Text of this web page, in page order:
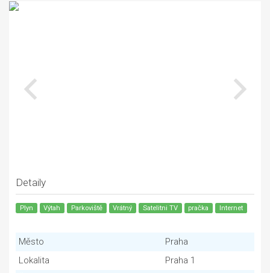
Detaily
Plyn Výtah Parkoviště Vrátný Satelitni TV pračka Internet
Město
Praha
Lokalita
Praha 1